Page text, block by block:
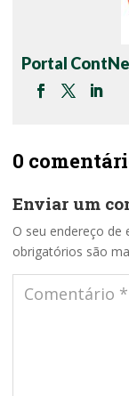
Portal
0
Enviar um
O seu endereço de
obrigatórios são